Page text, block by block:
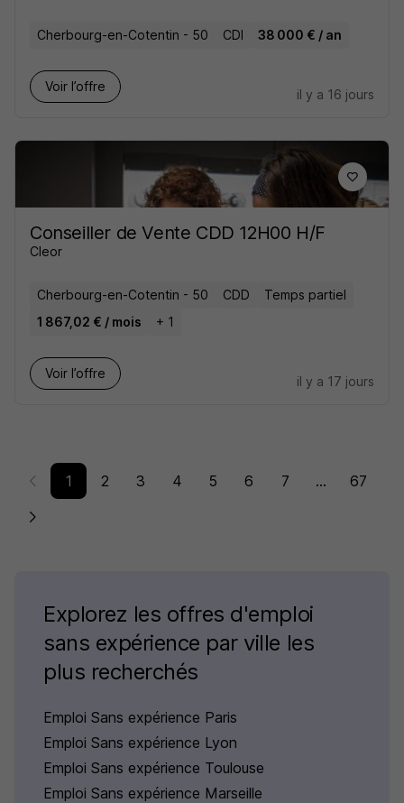
Cherbourg-en-Cotentin - 50 CDI 38 000 € / an
Voir l’offre
il y a 16 jours
Conseiller de Vente CDD 12H00 H/F
Cleor
Cherbourg-en-Cotentin - 50 CDD
Temps partiel
1 867,02 € / mois
+ 1
Voir l’offre
il y a 17 jours
1 2 3 4 5 6 7 ... 67
Explorez les offres d'emploi
sans expérience par ville les
plus recherchés
Emploi Sans expérience Paris
Emploi Sans expérience Lyon
Emploi Sans expérience Toulouse
Emploi Sans expérience Marseille